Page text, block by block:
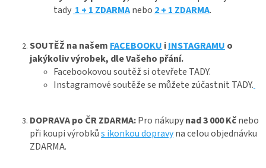
tady 1 + 1 ZDARMAnebo 2 + 1 ZDARMA.
SOUTĚŽ na našem FACEBOOKU iINSTAGRAMU o
jakýkoliv výrobek, dle Vašeho přání.
Facebookovou soutěž si otevřete TADY.
Instagramové soutěže se můžete zúčastnit TADY.
DOPRAVA po ČR ZDARMA:Pro nákupynad 3 000 Kčnebo
při koupi výrobkůs ikonkou dopravyna celou objednávku
ZDARMA.